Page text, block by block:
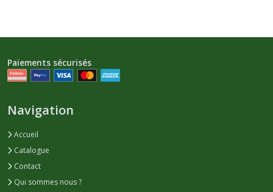
Paiements sécurisés
Navigation
Accueil
Catalogue
Contact
Qui sommes nous ?